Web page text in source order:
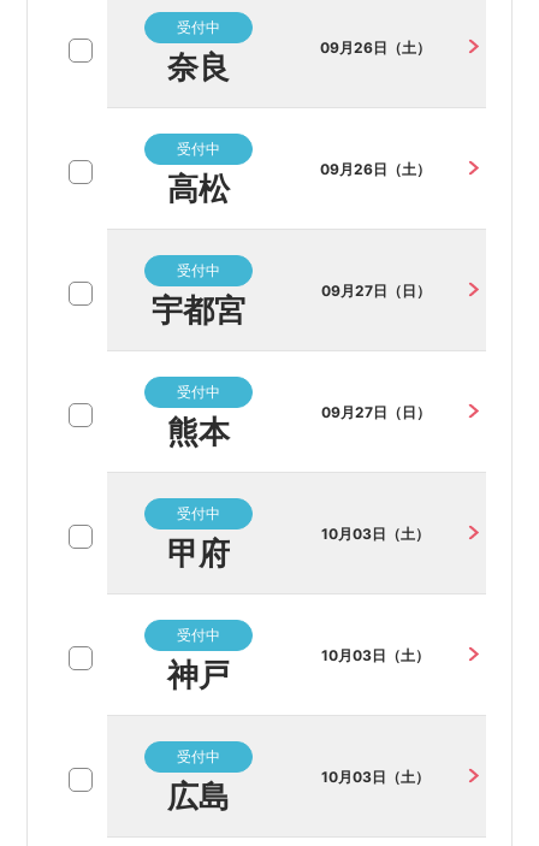
受付中
奈良
09月26日（土）
受付中
高松
09月26日（土）
受付中
宇都宮
09月27日（日）
受付中
熊本
09月27日（日）
受付中
甲府
10月03日（土）
受付中
神戸
10月03日（土）
受付中
広島
10月03日（土）